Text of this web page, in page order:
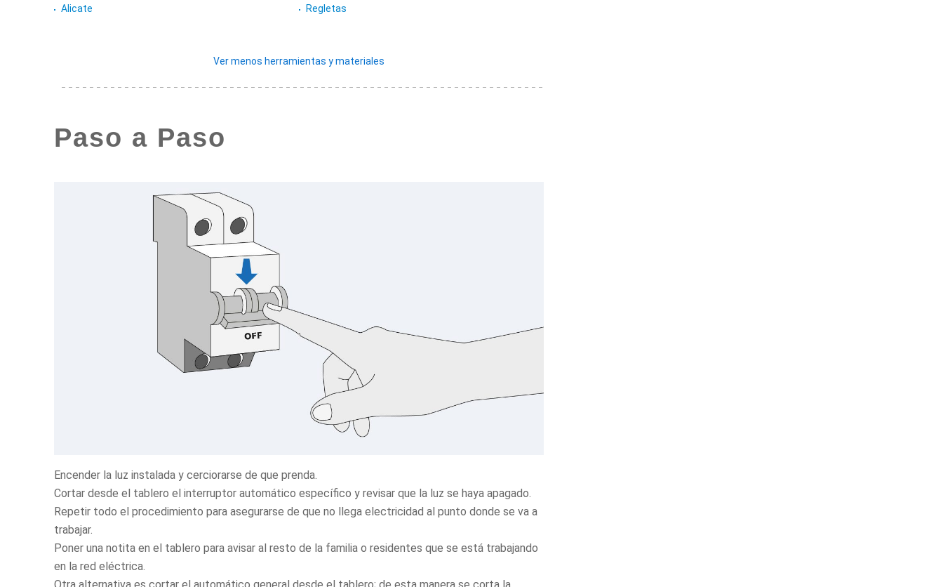
Alicate
Regletas
Ver menos herramientas y materiales
Paso a Paso
Encender la luz instalada y cerciorarse de que prenda.
Cortar desde el tablero el interruptor automático específico y revisar que la luz se haya apagado.
Repetir todo el procedimiento para asegurarse de que no llega electricidad al punto donde se va a
trabajar.
Poner una notita en el tablero para avisar al resto de la familia o residentes que se está trabajando
en la red eléctrica.